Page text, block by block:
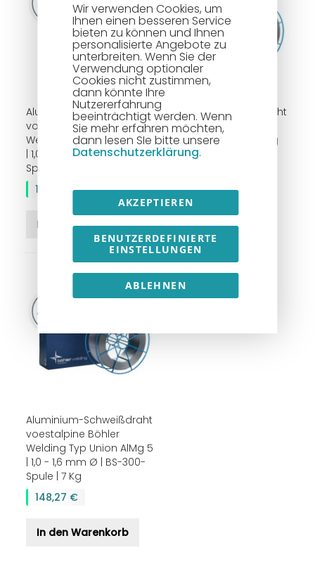
Wir verwenden Cookies, um
Ihnen einen besseren Service
bieten zu können und Ihnen
personalisierte Angebote zu
unterbreiten. Wenn Sie der
Verwendung optionaler
Cookies nicht zustimmen,
dann könnte Ihre
Nutzererfahrung
beeinträchtigt werden. Wenn
Sie mehr erfahren möchten,
dann lesen SIe bitte unsere
Datenschutzerklärung.
AKZEPTIEREN
BENUTZERDEFINIERTE
EINSTELLUNGEN
ABLEHNEN
Aluminium-Schweißdraht
voestalpine Böhler
Welding Typ Union AlMg 3
| 1,0 - 1,6 mm | BS-300-
Spule | 7 Kg
146,61 €
In den Warenkorb
Aluminium-Schweißdraht
voestalpine Böhler
Welding Typ Union AlMg
4,5 Mn | 1,0 - 1,6 mm Ø |
159,94 €
In den Warenkorb
Aluminium-Schweißdraht
voestalpine Böhler
Welding Typ Union AlMg 5
| 1,0 - 1,6 mm Ø | BS-300-
Spule | 7 Kg
148,27 €
In den Warenkorb